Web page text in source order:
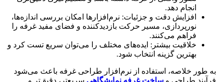
انجام دهد.
افزایش دقت و جزئیات: نرم‌افزارها امکان بررسی اندازه‌ها،
نورپردازی، مسیر حرکت بازدیدکننده و فضای مفید غرفه را
فراهم می‌کنند.
خلاقیت بیشتر: ایده‌های مختلف را می‌توان سریع تست کرد و
بهترین گزینه انتخاب شود.
خلاصه، استفاده از نرم‌افزار طراحی غرفه باعث می‌شود
طراحی وساخت غرفه نمایشگاهیسریع‌تر، دقیق‌تر و